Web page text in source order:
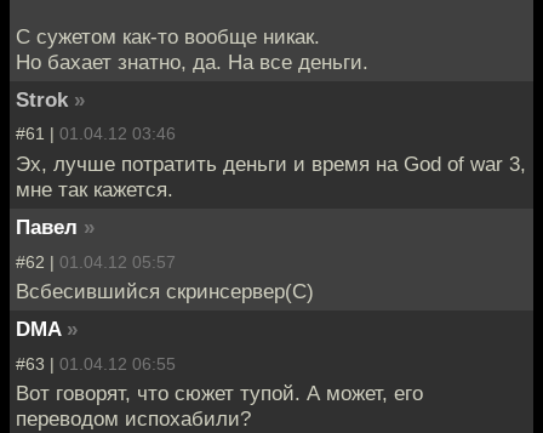
C сужетом как-то вообще никак.
Но бахает знатно, да. На все деньги.
Strok »
#61 | 01.04.12 03:46
Эх, лучше потратить деньги и время на God of war 3,
мне так кажется.
Павел »
#62 | 01.04.12 05:57
Всбесившийся скринсервер(С)
DMA »
#63 | 01.04.12 06:55
Вот говорят, что сюжет тупой. А может, его
переводом испохабили?